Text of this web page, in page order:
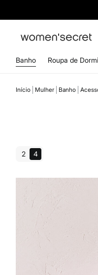
Banho Roupa de
Início Mulher Banho
2 4